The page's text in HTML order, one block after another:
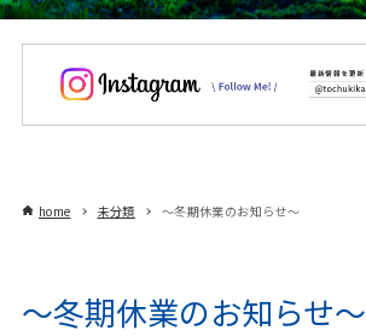
home 未分類 ～冬期休業のお知らせ～
～冬期休業のお知らせ～